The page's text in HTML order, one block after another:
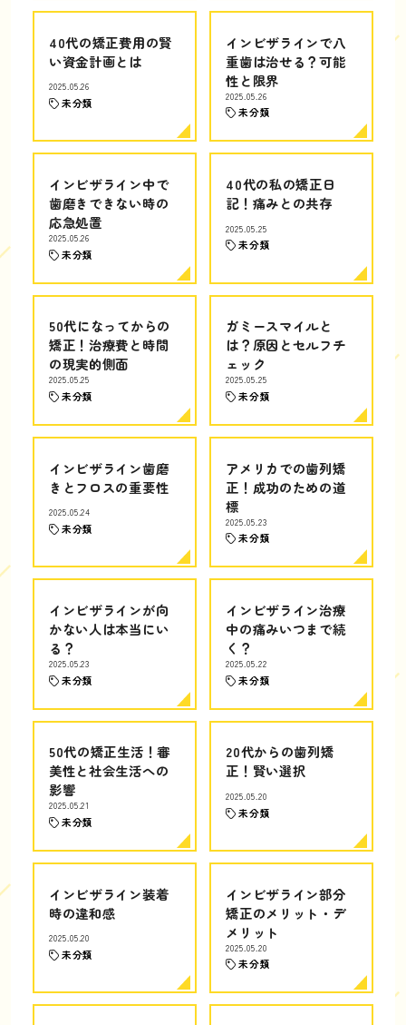
40代の矯正費用の賢
い資金計画とは
2025.05.26
未分類
インビザラインで八
重歯は治せる？可能
性と限界
2025.05.26
未分類
インビザライン中で
歯磨きできない時の
応急処置
2025.05.26
未分類
40代の私の矯正日
記！痛みとの共存
2025.05.25
未分類
50代になってからの
矯正！治療費と時間
の現実的側面
2025.05.25
未分類
ガミースマイルと
は？原因とセルフチ
ェック
2025.05.25
未分類
インビザライン歯磨
きとフロスの重要性
2025.05.24
未分類
アメリカでの歯列矯
正！成功のための道
標
2025.05.23
未分類
インビザラインが向
かない人は本当にい
る？
2025.05.23
未分類
インビザライン治療
中の痛みいつまで続
く？
2025.05.22
未分類
50代の矯正生活！審
美性と社会生活への
影響
2025.05.21
未分類
20代からの歯列矯
正！賢い選択
2025.05.20
未分類
インビザライン装着
時の違和感
2025.05.20
未分類
インビザライン部分
矯正のメリット・デ
メリット
2025.05.20
未分類